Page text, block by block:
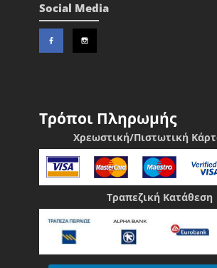
Social Media
Τρόποι Πληρωμής
Χρεωστική/Πιστωτική
Τραπεζική Κατάθεση